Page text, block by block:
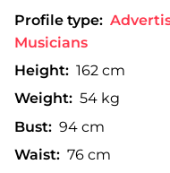
Profile type:
Musicians
Height: 162 cm
Weight: 54 kg
Bust: 94 cm
Waist: 76 cm